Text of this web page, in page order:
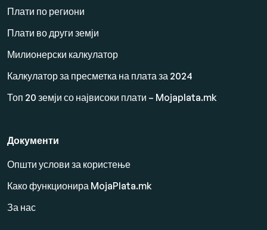
Плати по региони
Плати во други земји
Милионерски калкулатор
Калкулатор за пресметка на плата за 2024
Топ 20 земји со највисоки плати – Mojaplata.mk
Документи
Општи услови за користење
Како функционира MojaPlata.mk
За нас